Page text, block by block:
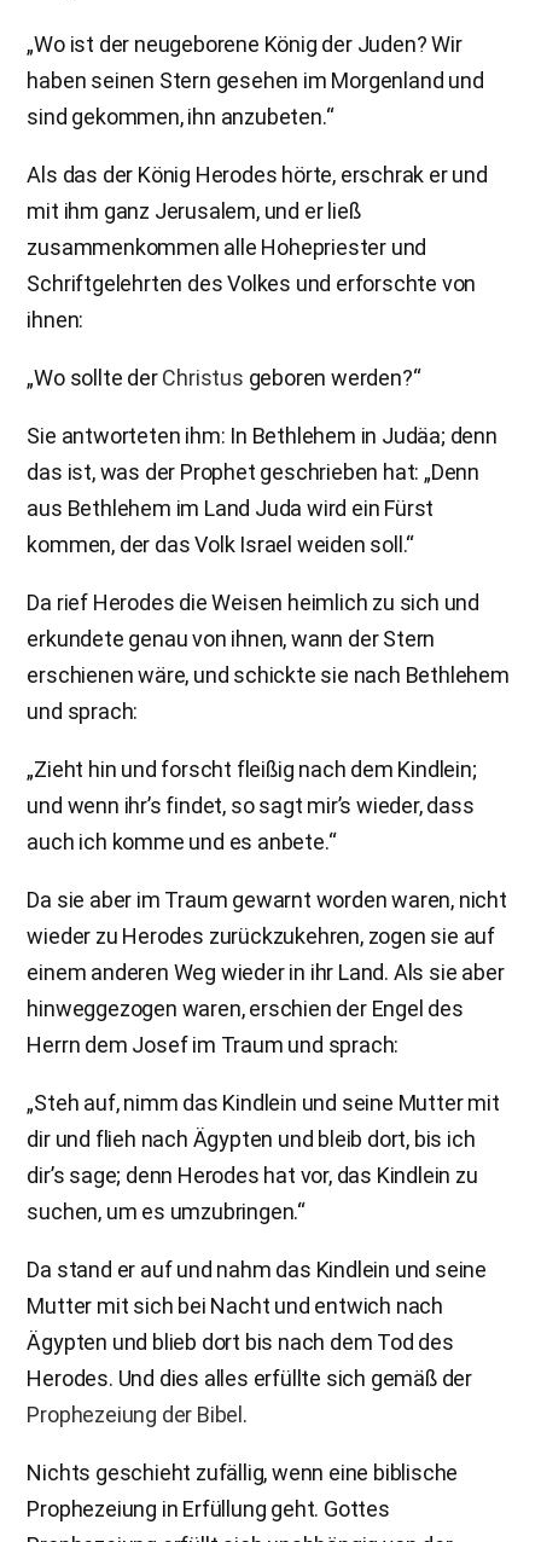
„Wo ist der neugeborene König der Juden? Wir
haben seinen Stern gesehen im Morgenland und
sind gekommen, ihn anzubeten.“
Als das der König Herodes hörte, erschrak er und
mit ihm ganz Jerusalem, und er ließ
zusammenkommen alle Hohepriester und
Schriftgelehrten des Volkes und erforschte von
ihnen:
„Wo sollte derChristus geboren werden?“
Sie antworteten ihm: In Bethlehem in Judäa; denn
das ist, was der Prophet geschrieben hat: „Denn
aus Bethlehem im Land Juda wird ein Fürst
kommen, der das Volk Israel weiden soll.“
Da rief Herodes die Weisen heimlich zu sich und
erkundete genau von ihnen, wann der Stern
erschienen wäre, und schickte sie nach Bethlehem
und sprach:
„Zieht hin und forscht fleißig nach dem Kindlein;
und wenn ihr’s findet, so sagt mir’s wieder, dass
auch ich komme und es anbete.“
Da sie aber im Traum gewarnt worden waren, nicht
wieder zu Herodes zurückzukehren, zogen sie auf
einem anderen Weg wieder in ihr Land. Als sie aber
hinweggezogen waren, erschien der Engel des
Herrn dem Josef im Traum und sprach:
„Steh auf, nimm das Kindlein und seine Mutter mit
dir und flieh nach Ägypten und bleib dort, bis ich
dir’s sage; denn Herodes hat vor, das Kindlein zu
suchen, um es umzubringen.“
Da stand er auf und nahm das Kindlein und seine
Mutter mit sich bei Nacht und entwich nach
Ägypten und blieb dort bis nach dem Tod des
Herodes. Und dies alles erfüllte sich gemäß der
Prophezeiung der Bibel.
Nichts geschieht zufällig, wenn eine biblische
Prophezeiung in Erfüllung geht. Gottes